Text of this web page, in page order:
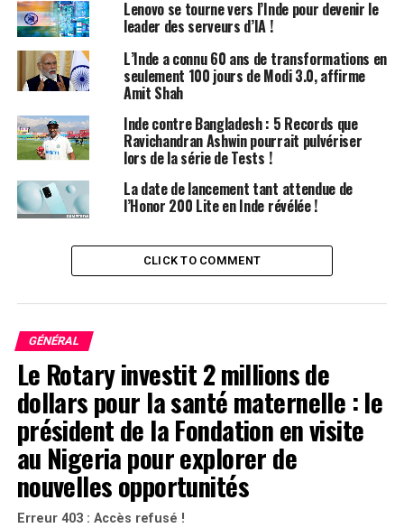
ceux qui optent pour le modèle de 128 Go, une
réduction de 2 000 Rs sera appliquée sur ces cartes
bancaires.
Avantages pour les Étudiants et
Membres
Les étudiants auront également la possibilité de profiter
d’une remise supplémentaire de 600 Rs lors de leur
bénéficieront d’un plan de protection d’écran gratuit.
Disponibilité
Le OnePlus Nord 4 sera proposé dans plusieurs coloris
attrayants, notamment Argent Mercuriel, Obsidien de
Minuit et Vert Oasis. Les consommateurs pourront se le
procurer via Amazon, le site OnePlus.in et d’autres
plateformes en ligne.
Conclusion
Lenovo se tourne vers l’Inde pour devenir le
leader des serveurs d’IA !
L’Inde a connu 60 ans de transformations en
seulement 100 jours de Modi 3.0, affirme
Amit Shah
Inde contre Bangladesh : 5 Records que
Ravichandran Ashwin pourrait pulvériser
lors de la série de Tests !
La date de lancement tant attendue de
l’Honor 200 Lite en Inde révélée !
CLICK TO COMMENT
GÉNÉRAL
Le Rotary investit 2 millions de
dollars pour la santé maternelle : le
président de la Fondation en visite
au Nigeria pour explorer de
nouvelles opportunités
Erreur 403 : Accès refusé !